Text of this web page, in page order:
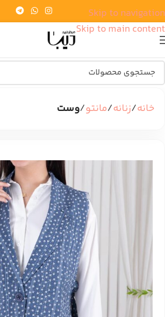
Skip to navigation
Skip to main content
خانه زنانه مانتو وست